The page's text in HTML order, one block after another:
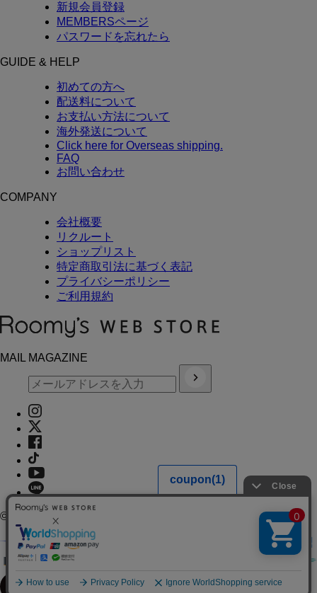
新規会員登録
MEMBERSページ
パスワードを忘れたら
GUIDE & HELP
初めての方へ
配送料について
お支払い方法について
海外発送について
Click here for Overseas shipping.
FAQ
お問い合わせ
COMPANY
会社概要
リクルート
ショップリスト
特定商取引法に基づく表記
プライバシーポリシー
ご利用規約
MAIL MAGAZINE
© L.W.C. Co.,Ltd.